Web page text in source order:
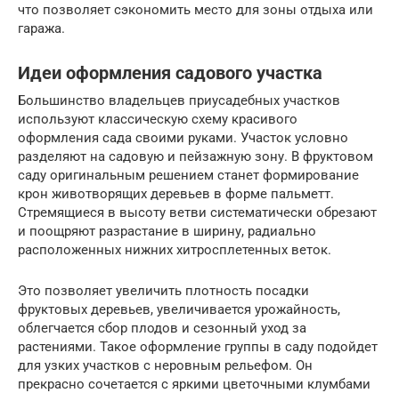
что позволяет сэкономить место для зоны отдыха или
гаража.
Идеи оформления садового участка
Большинство владельцев приусадебных участков
используют классическую схему красивого
оформления сада своими руками. Участок условно
разделяют на садовую и пейзажную зону. В фруктовом
саду оригинальным решением станет формирование
крон животворящих деревьев в форме пальметт.
Стремящиеся в высоту ветви систематически обрезают
и поощряют разрастание в ширину, радиально
расположенных нижних хитросплетенных веток.
Это позволяет увеличить плотность посадки
фруктовых деревьев, увеличивается урожайность,
облегчается сбор плодов и сезонный уход за
растениями. Такое оформление группы в саду подойдет
для узких участков с неровным рельефом. Он
прекрасно сочетается с яркими цветочными клумбами